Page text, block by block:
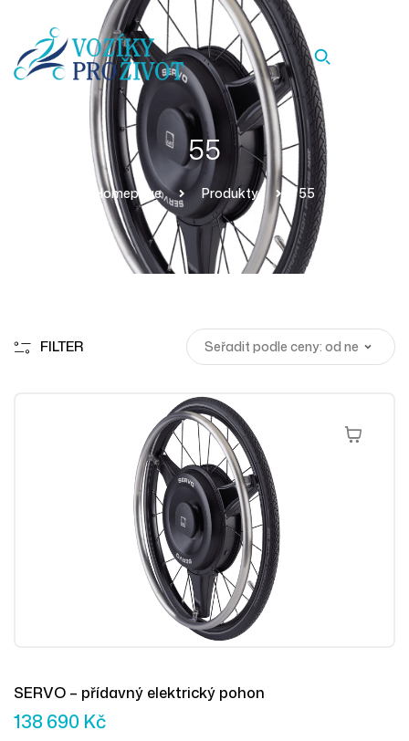
55
Homepage Produkty 55
FILTER
Přidat Do
SERVO – přídavný elektrický pohon
138 690 Kč